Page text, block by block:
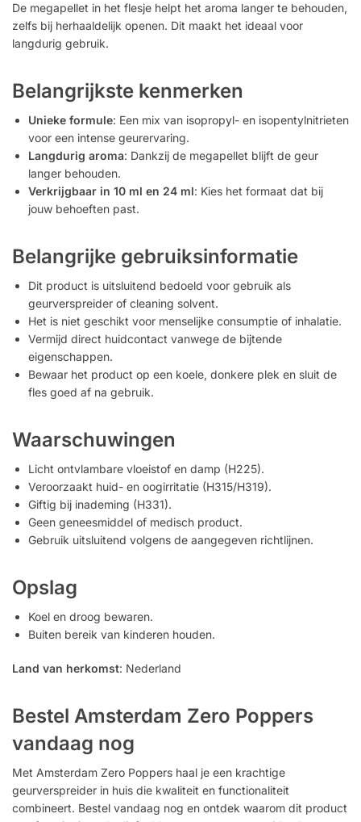
De megapellet in het flesje helpt het aroma langer te behouden,
zelfs bij herhaaldelijk openen. Dit maakt het ideaal voor
langdurig gebruik.
Belangrijkste kenmerken
Unieke formule: Een mix van isopropyl- en isopentylnitrieten
voor een intense geurervaring.
Langdurig aroma: Dankzij de megapellet blijft de geur
langer behouden.
Verkrijgbaar in 10 ml en 24 ml: Kies het formaat dat bij
jouw behoeften past.
Belangrijke gebruiksinformatie
Dit product is uitsluitend bedoeld voor gebruik als
geurverspreider of cleaning solvent.
Het is niet geschikt voor menselijke consumptie of inhalatie.
Vermijd direct huidcontact vanwege de bijtende
eigenschappen.
Bewaar het product op een koele, donkere plek en sluit de
fles goed af na gebruik.
Waarschuwingen
Licht ontvlambare vloeistof en damp (H225).
Veroorzaakt huid- en oogirritatie (H315/H319).
Giftig bij inademing (H331).
Geen geneesmiddel of medisch product.
Gebruik uitsluitend volgens de aangegeven richtlijnen.
Opslag
Koel en droog bewaren.
Buiten bereik van kinderen houden.
Land van herkomst: Nederland
Bestel Amsterdam Zero Poppers
vandaag nog
Met Amsterdam Zero Poppers haal je een krachtige
geurverspreider in huis die kwaliteit en functionaliteit
combineert. Bestel vandaag nog en ontdek waarom dit product